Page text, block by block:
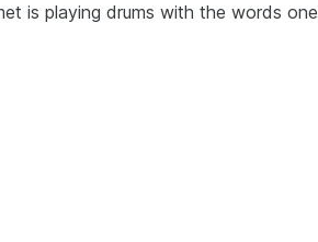
is playing drums with the words one